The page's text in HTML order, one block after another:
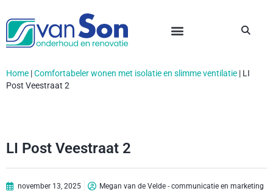
Home |Comfortabeler wonen met isolatie en slimme ventilatie | LI
Post Veestraat 2
LI Post Veestraat 2
november 13, 2025 Megan van de Velde - communicatie en marketing